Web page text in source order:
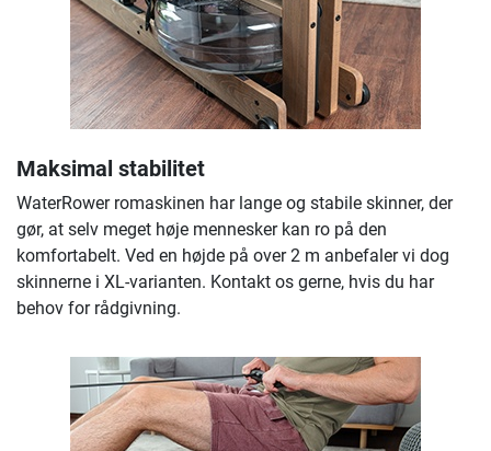
Maksimal stabilitet
WaterRower romaskinen har lange og stabile skinner, der
gør, at selv meget høje mennesker kan ro på den
komfortabelt. Ved en højde på over 2 m anbefaler vi dog
skinnerne i XL-varianten. Kontakt os gerne, hvis du har
behov for rådgivning.